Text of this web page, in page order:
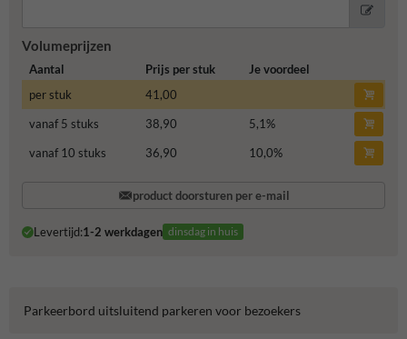
Volumeprijzen
Aantal Prijs per stuk
Je voordeel
per stuk
41,00
vanaf 5 stuks
38,90 5,1%
vanaf 10 stuks
36,90 10,0%
product doorsturen per e-mail
Levertijd:1-2 werkdagen dinsdag in huis
Parkeerbord uitsluitend parkeren voor bezoekers